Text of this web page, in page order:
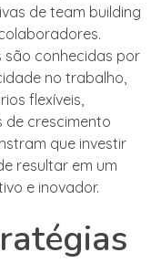
de team building
são conhecidas por
no trabalho,
flexíveis,
de crescimento
que investir
resultar em um
e inovador.